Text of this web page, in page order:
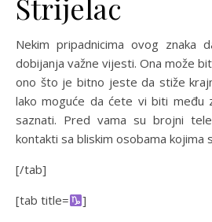
Strijelac
Nekim pripadnicima ovog znaka
dobijanja važne vijesti. Ona može
ono što je bitno jeste da stiže
lako moguće da ćete vi biti među
saznati. Pred vama su brojni
kontakti sa bliskim osobama kojima
[/tab]
[tab title=
]